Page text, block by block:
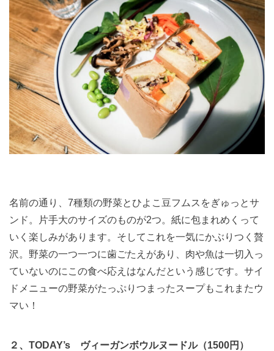
名前の通り、7種類の野菜とひよこ豆フムスをぎゅっとサ
ンド。片手大のサイズのものが2つ。紙に包まれめくって
いく楽しみがあります。そしてこれを一気にかぶりつく贅
沢。野菜の一つ一つに歯ごたえがあり、肉や魚は一切入っ
ていないのにこの食べ応えはなんだという感じです。サイ
ドメニューの野菜がたっぷりつまったスープもこれまたウ
マい！
２、TODAY’s ヴィーガンボウルヌードル（1500円）